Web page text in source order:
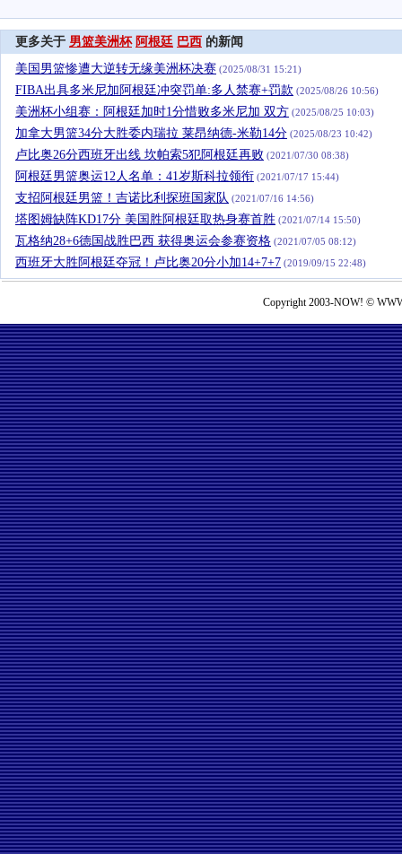
更多关于 男篮美洲杯 阿根廷 巴西 的新闻
美国男篮惨遭大逆转无缘美洲杯决赛 (2025/08/31 15:21)
FIBA出具多米尼加阿根廷冲突罚单:多人禁赛+罚款 (2025/08/26 10:56)
美洲杯小组赛：阿根廷加时1分惜败多米尼加 双方 (2025/08/25 10:03)
加拿大男篮34分大胜委内瑞拉 莱昂纳德-米勒14分 (2025/08/23 10:42)
卢比奥26分西班牙出线 坎帕索5犯阿根廷再败 (2021/07/30 08:38)
阿根廷男篮奥运12人名单：41岁斯科拉领衔 (2021/07/17 15:44)
支招阿根廷男篮！吉诺比利探班国家队 (2021/07/16 14:56)
塔图姆缺阵KD17分 美国胜阿根廷取热身赛首胜 (2021/07/14 15:50)
瓦格纳28+6德国战胜巴西 获得奥运会参赛资格 (2021/07/05 08:12)
西班牙大胜阿根廷夺冠！卢比奥20分小加14+7+7 (2019/09/15 22:48)
Copyright 2003-NOW! ©